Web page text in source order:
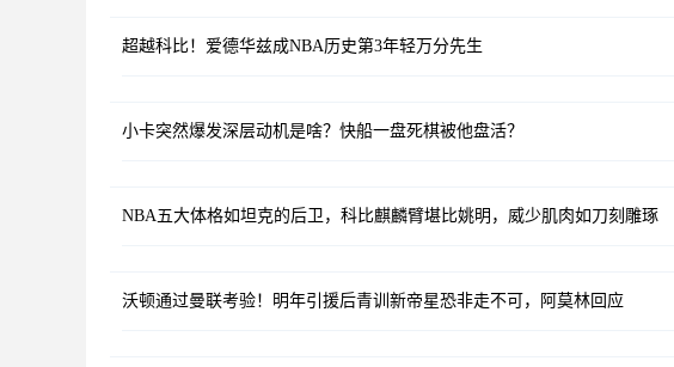
超越科比！爱德华兹成NBA历史第3年轻万分先生
小卡突然爆发深层动机是啥？快船一盘死棋被他盘活？
NBA五大体格如坦克的后卫，科比麒麟臂堪比姚明，威少肌肉如刀刻雕琢
沃顿通过曼联考验！明年引援后青训新帝星恐非走不可，阿莫林回应